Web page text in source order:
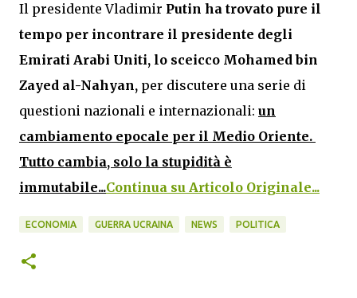
Il presidente Vladimir Putin ha trovato pure il
tempo per incontrare il presidente degli
Emirati Arabi Uniti, lo sceicco Mohamed bin
Zayed al-Nahyan, per discutere una serie di
questioni nazionali e internazionali: un
cambiamento epocale per il Medio Oriente.
Tutto cambia, solo la stupidità è
immutabile...Continua su Articolo Originale...
ECONOMIA GUERRA UCRAINA NEWS POLITICA